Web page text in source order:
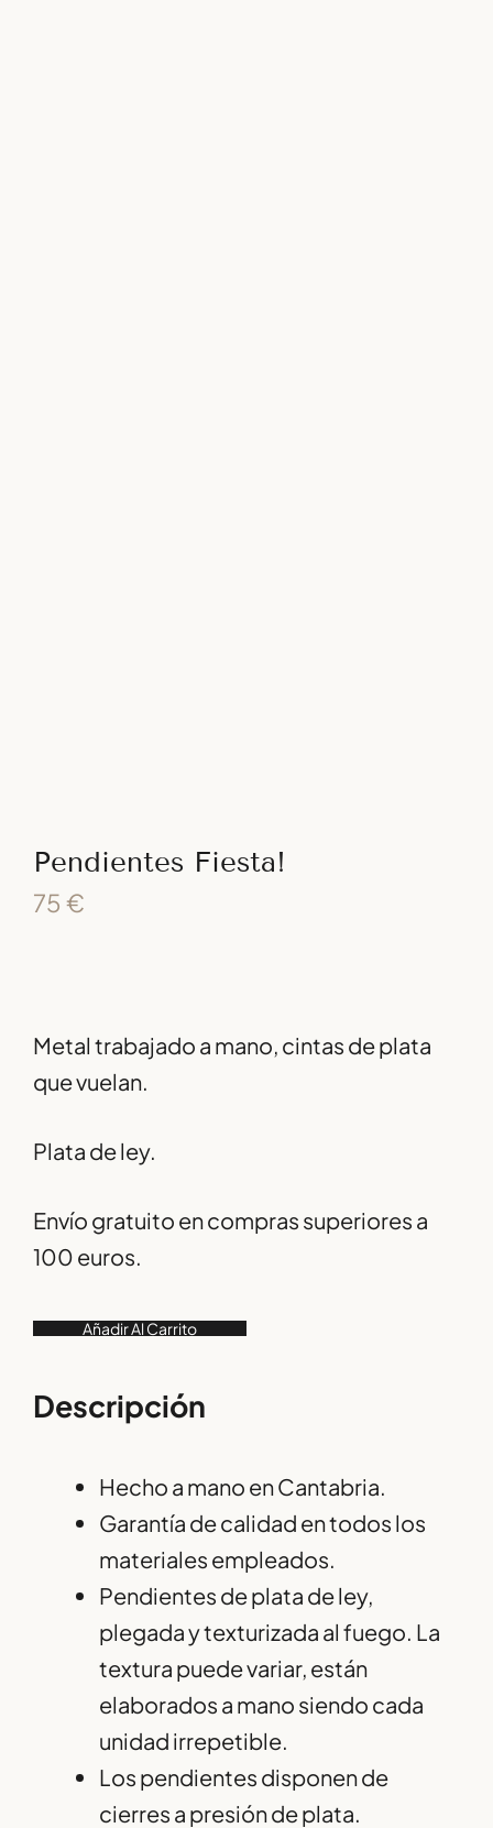
Pendientes Fiesta!
75 €
Metal trabajado a mano, cintas de plata
que vuelan.
Plata de ley.
Envío gratuito en compras superiores a
100 euros.
Añadir Al Carrito
Descripción
Hecho a mano en Cantabria.
Garantía de calidad en todos los
materiales empleados.
Pendientes de plata de ley,
plegada y texturizada al fuego. La
textura puede variar, están
elaborados a mano siendo cada
unidad irrepetible.
Los pendientes disponen de
cierres a presión de plata.